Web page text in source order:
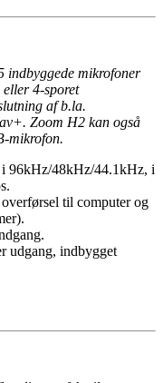
indbyggede mikrofoner
4-sporet
af b.la.
Zoom H2 kan også
mikrofon.
96kHz/48kHz/44.1kHz, i
til computer og
udgang, indbygget